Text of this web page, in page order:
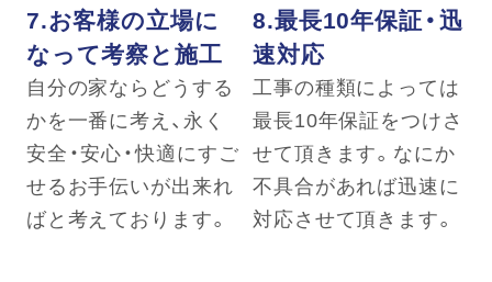
7.お客様の立場に
なって考察と施工
自分の家ならどうする
かを一番に考え、永く
安全・安心・快適にすご
せるお手伝いが出来れ
ばと考えております。
8.最長10年保証・迅
速対応
工事の種類によっては
最長10年保証をつけさ
せて頂きます。なにか
不具合があれば迅速に
対応させて頂きます。